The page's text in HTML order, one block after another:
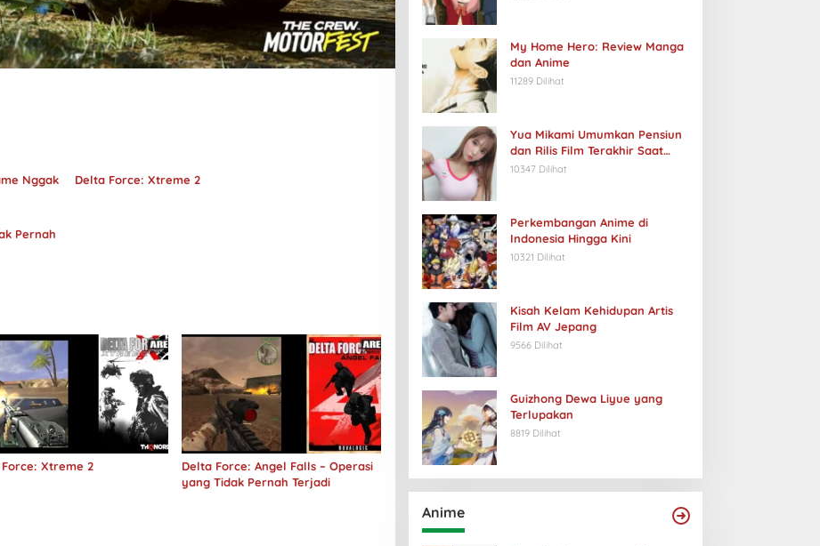
Nggak
Delta Force: Xtreme 2
Pernah
Xtreme 2
Delta Force: Angel Falls – Operasi
yang Tidak Pernah Terjadi
My Home Hero: Review Manga
dan Anime
11289 Dilihat
Yua Mikami Umumkan Pensiun
dan Rilis Film Terakhir Saat
Ulang Tahun
10347 Dilihat
Perkembangan Anime di
Indonesia Hingga Kini
10321 Dilihat
Kisah Kelam Kehidupan Artis
Film AV Jepang
9566 Dilihat
Guizhong Dewa Liyue yang
Terlupakan
8819 Dilihat
Anime